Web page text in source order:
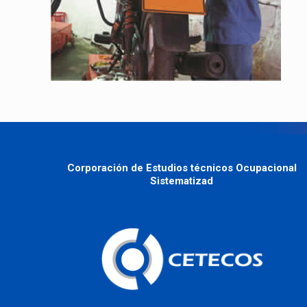
Corporación de Estudios técnicos Ocupacional
Sistematizad